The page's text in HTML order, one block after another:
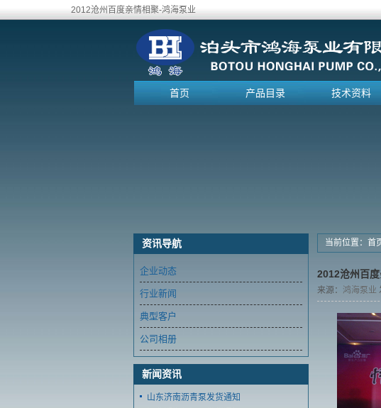
2012沧州百度亲情相聚-鸿海泵业
技术资料
产品目录
首页
当前位置： 首
2012沧州百
来源： 鸿海泵业
资讯导航
企业动态
行业新闻
典型客户
公司相册
新闻资讯
山东济南沥青泵发货通知